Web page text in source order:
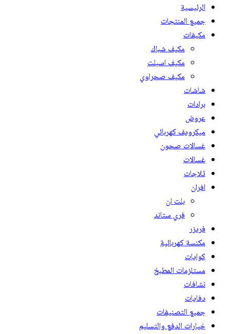
الرئيسية
جميع المنتجات
مكيفات
مكيف شباك
مكيف اسبلت
مكيف صحراوي
شاشات
برادات
عروض
ميكرويف كهربائي
غسالات صحون
غسالات
ثلاجات
افران
بلت ان
فري ستاند
فريزر
مكنسة كهربائية
كوايات
مستلزمات المطبخ
نشافات
دفايات
جميع التصنيفات
خيارات الدفع والتسليم